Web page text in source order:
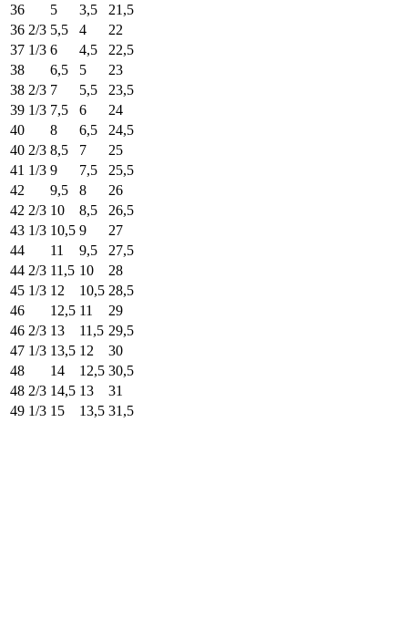
36
5 3,5
21,5
36 2/3 5,5 4
22
37 1/3 6 4,5
22,5
38
6,5 5
23
38 2/3 7 5,5
23,5
39 1/3 7,5 6
24
40
8 6,5
24,5
40 2/3 8,5 7
25
41 1/3 9 7,5
25,5
42
9,5 8
26
42 2/3 10 8,5
26,5
43 1/3 10,5 9
27
44
11 9,5
27,5
44 2/3 11,5 10
28
45 1/3 12 10,5 28,5
46
12,5 11
29
46 2/3 13 11,5 29,5
47 1/3 13,5 12
30
48
14 12,5 30,5
48 2/3 14,5 13
31
49 1/3 15 13,5 31,5